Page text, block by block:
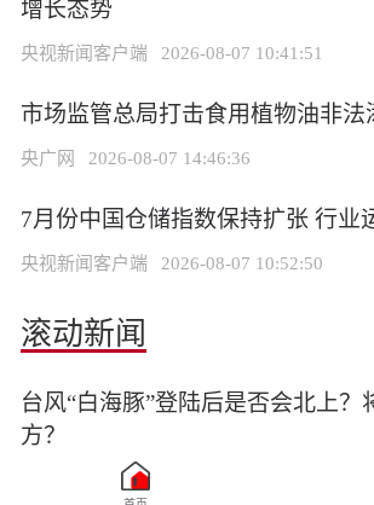
增长态势
央视新闻客户端 2026-08-07 10:41:51
市场监管总局打击食用植物油非法
央广网 2026-08-07 14:46:36
7月份中国仓储指数保持扩张 行业
央视新闻客户端 2026-08-07 10:52:50
滚动新闻
台风“白海豚”登陆后是否会北上？
方？
央视新闻客户端